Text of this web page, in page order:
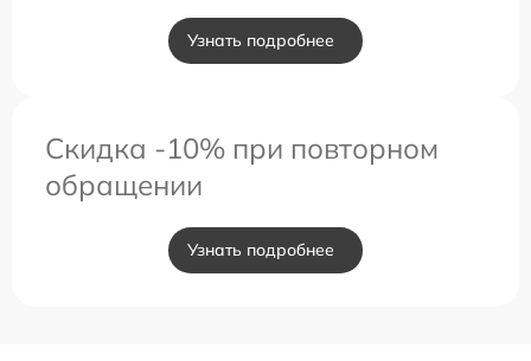
Узнать подробнее
Скидка -10% при повторном
обращении
Узнать подробнее